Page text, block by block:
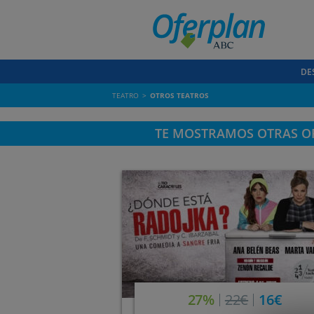
TEATRO OTROS TEATROS
TE MOSTRAMOS OTRAS
27% 22€ 16€